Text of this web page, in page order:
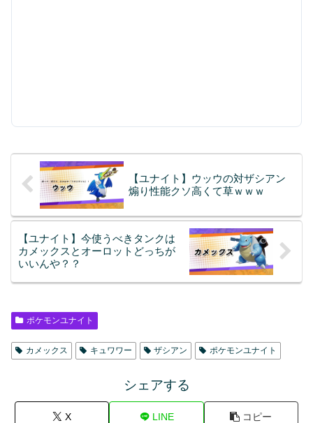
【ユナイト】ウッウの対ザシアン
煽り性能クソ高くて草ｗｗｗ
【ユナイト】今使うべきタンクは
カメックスとオーロットどっちが
いいんや？？
ポケモンユナイト
カメックス キュワワー ザシアン ポケモンユナイト
シェアする
X LINE コピー